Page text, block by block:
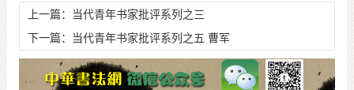
上一篇：
当代青年书家批评系列之三
下一篇：
当代青年书家批评系列之五 曹军